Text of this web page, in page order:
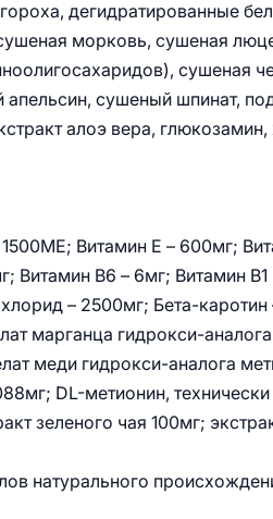
дегидратированные
морковь, сушеная
сушеная
апельсин, сушеный шпинат,
алоэ вера, глюкозамин,
Витамин Е – 600мг;
Витамин В6 – 6мг; Витамин
– 2500мг; Бета-
марганца гидрокси-
меди гидрокси-аналога
DL-метионин,
зеленого чая 100мг;
натурального